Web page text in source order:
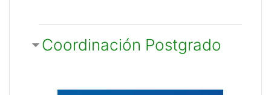
Coordinación Postgrado